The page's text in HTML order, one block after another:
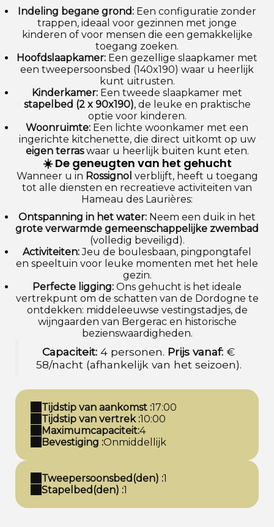
Indeling begane grond: Een configuratie zonder
trappen, ideaal voor gezinnen met jonge
kinderen of voor mensen die een gemakkelijke
toegang zoeken.
Hoofdslaapkamer: Een gezellige slaapkamer met
een tweepersoonsbed (140x190) waar u heerlijk
kunt uitrusten.
Kinderkamer: Een tweede slaapkamer met
stapelbed (2 x 90x190), de leuke en praktische
optie voor kinderen.
Woonruimte: Een lichte woonkamer met een
ingerichte kitchenette, die direct uitkomt op uw
eigen terraswaar u heerlijk buiten kunt eten.
☀️ De geneugten van het gehucht
Wanneer u in Rossignol verblijft, heeft u toegang
tot alle diensten en recreatieve activiteiten van
Hameau des Laurières:
Ontspanning in het water: Neem een duik in het
grote verwarmde gemeenschappelijke zwembad
(volledig beveiligd).
Activiteiten:Jeu de boulesbaan, pingpongtafel
en speeltuin voor leuke momenten met het hele
gezin.
Perfecte ligging: Ons gehucht is het ideale
vertrekpunt om de schatten van de Dordogne te
ontdekken: middeleeuwse vestingstadjes, de
wijngaarden van Bergerac en historische
bezienswaardigheden.
Capaciteit: 4 personen. Prijs vanaf: €
58/nacht (afhankelijk van het seizoen).
Tijdstip van aankomst :17:00
Tijdstip van vertrek :10:00
Maximumcapaciteit:4
Bevestiging :Onmiddellijk
Tweepersoonsbed(den) :1
Stapelbed(den) :1